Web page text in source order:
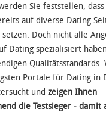
Sie feststellen,
auf diverse Dating
Doch nicht alle
Dating spezialisiert
Qualitätsstandards.
Portale für Dating in
und zeigen Ihnen
die Testsieger - damit